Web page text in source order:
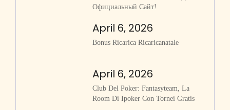
Официальный Сайт!
April 6, 2026
Bonus Ricarica Ricaricanatale
April 6, 2026
Club Del Poker: Fantasyteam, La
Room Di Ipoker Con Tornei Gratis